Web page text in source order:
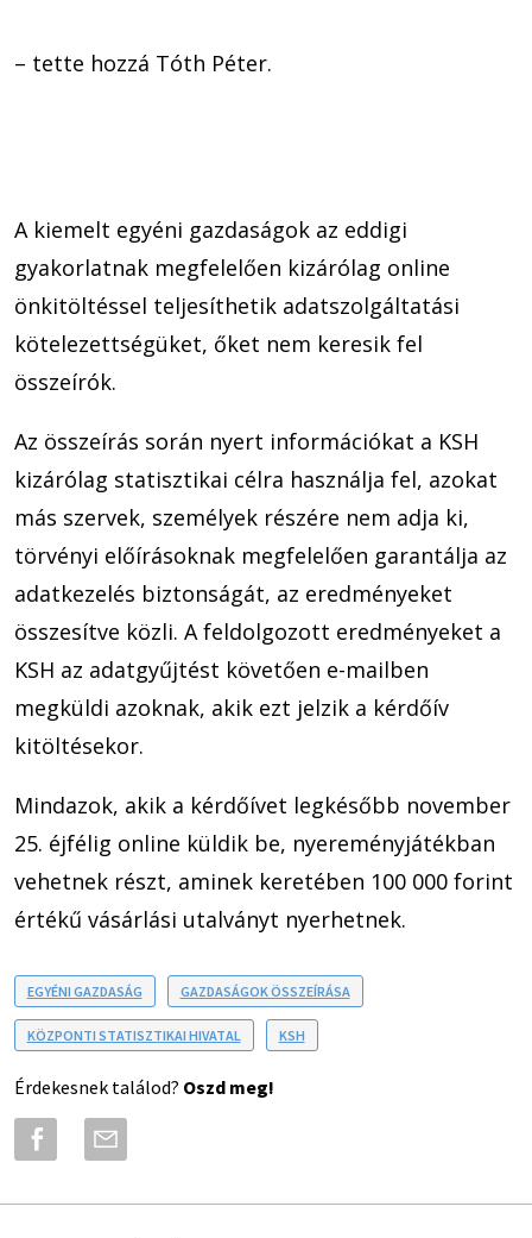
– tette hozzá Tóth Péter.
A kiemelt egyéni gazdaságok az eddigi
gyakorlatnak megfelelően kizárólag online
önkitöltéssel teljesíthetik adatszolgáltatási
kötelezettségüket, őket nem keresik fel
összeírók.
Az összeírás során nyert információkat a KSH
kizárólag statisztikai célra használja fel, azokat
más szervek, személyek részére nem adja ki,
törvényi előírásoknak megfelelően garantálja az
adatkezelés biztonságát, az eredményeket
összesítve közli. A feldolgozott eredményeket a
KSH az adatgyűjtést követően e-mailben
megküldi azoknak, akik ezt jelzik a kérdőív
kitöltésekor.
Mindazok, akik a kérdőívet legkésőbb november
25. éjfélig online küldik be, nyereményjátékban
vehetnek részt, aminek keretében 100 000 forint
értékű vásárlási utalványt nyerhetnek.
EGYÉNI GAZDASÁG GAZDASÁGOK ÖSSZEÍRÁSA
KÖZPONTI STATISZTIKAI HIVATAL KSH
Érdekesnek találod? Oszd meg!